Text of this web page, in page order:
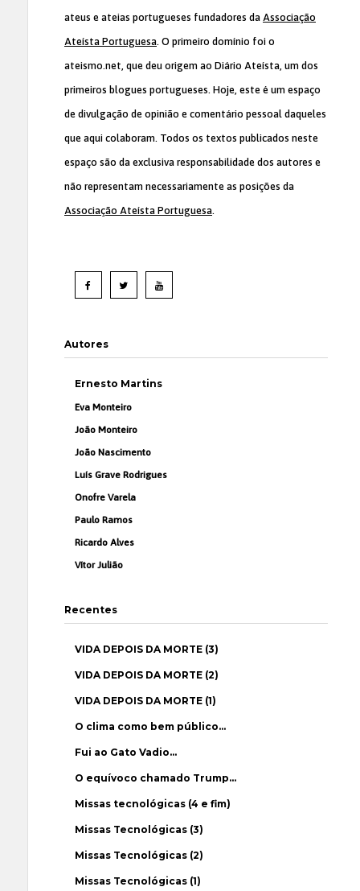
ateus e ateias portugueses fundadores da Associação
Ateísta Portuguesa. O primeiro domínio foi o
ateismo.net, que deu origem ao Diário Ateísta, um dos
primeiros blogues portugueses. Hoje, este é um espaço
de divulgação de opinião e comentário pessoal daqueles
que aqui colaboram. Todos os textos publicados neste
espaço são da exclusiva responsabilidade dos autores e
não representam necessariamente as posições da
Associação Ateísta Portuguesa.
Autores
Ernesto Martins
Eva Monteiro
João Monteiro
João Nascimento
Luís Grave Rodrigues
Onofre Varela
Paulo Ramos
Ricardo Alves
Vítor Julião
Recentes
VIDA DEPOIS DA MORTE (3)
VIDA DEPOIS DA MORTE (2)
VIDA DEPOIS DA MORTE (1)
O clima como bem público…
Fui ao Gato Vadio…
O equívoco chamado Trump…
Missas tecnológicas (4 e fim)
Missas Tecnológicas (3)
Missas Tecnológicas (2)
Missas Tecnológicas (1)